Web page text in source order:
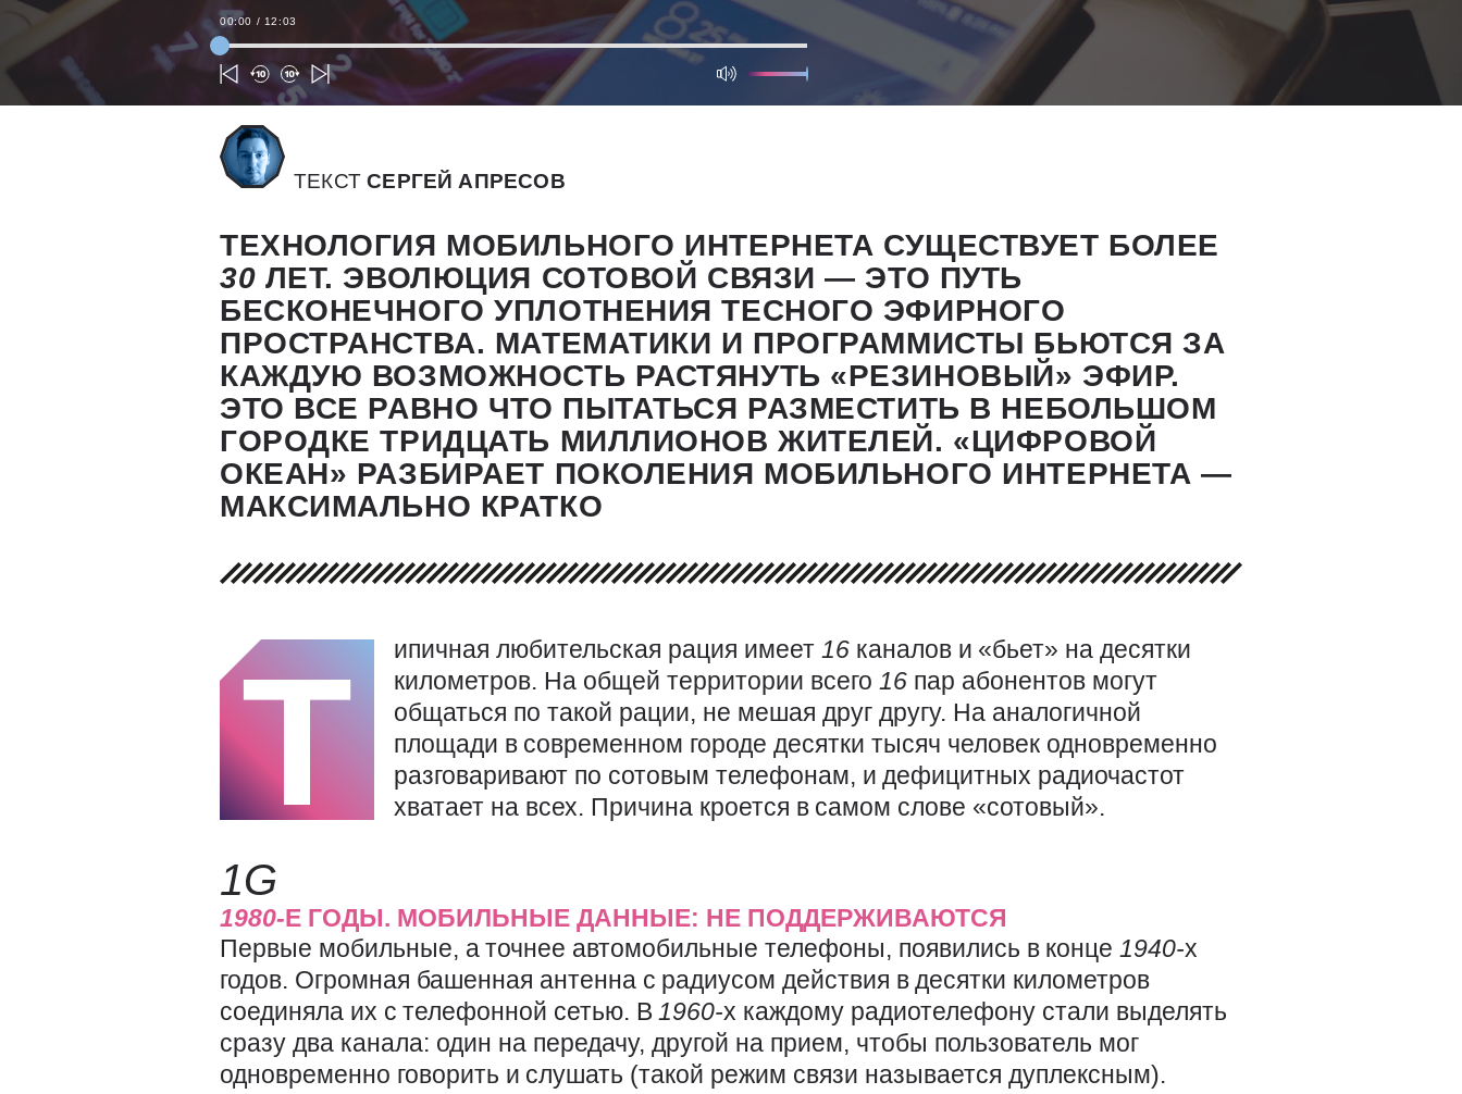
00:00 / 12:03
ТЕКСТСЕРГЕЙ АПРЕСОВ
ТЕХНОЛОГИЯ МОБИЛЬНОГО ИНТЕРНЕТА СУЩЕСТВУЕТ БОЛЕЕ
30 ЛЕТ. ЭВОЛЮЦИЯ СОТОВОЙ СВЯЗИ — ЭТО ПУТЬ
БЕСКОНЕЧНОГО УПЛОТНЕНИЯ ТЕСНОГО ЭФИРНОГО
ПРОСТРАНСТВА. МАТЕМАТИКИ И ПРОГРАММИСТЫ БЬЮТСЯ ЗА
КАЖДУЮ ВОЗМОЖНОСТЬ РАСТЯНУТЬ «РЕЗИНОВЫЙ» ЭФИР.
ЭТО ВСЕ РАВНО ЧТО ПЫТАТЬСЯ РАЗМЕСТИТЬ В НЕБОЛЬШОМ
ГОРОДКЕ ТРИДЦАТЬ МИЛЛИОНОВ ЖИТЕЛЕЙ. «ЦИФРОВОЙ
ОКЕАН» РАЗБИРАЕТ ПОКОЛЕНИЯ МОБИЛЬНОГО ИНТЕРНЕТА —
МАКСИМАЛЬНО КРАТКО
Т ипичная любительская рация имеет 16 каналов и «бьет» на десятки
километров. На общей территории всего 16 пар абонентов могут
общаться по такой рации, не мешая друг другу. На аналогичной
площади в современном городе десятки тысяч человек одновременно
разговаривают по сотовым телефонам, и дефицитных радиочастот
хватает на всех. Причина кроется в самом слове «сотовый».
1G
1980-Е ГОДЫ. МОБИЛЬНЫЕ ДАННЫЕ: НЕ ПОДДЕРЖИВАЮТСЯ
Первые мобильные, а точнее автомобильные телефоны, появились в конце 1940-х
годов. Огромная башенная антенна с радиусом действия в десятки километров
соединяла их с телефонной сетью. В 1960-х каждому радиотелефону стали выделять
сразу два канала: один на передачу, другой на прием, чтобы пользователь мог
одновременно говорить и слушать (такой режим связи называется дуплексным).